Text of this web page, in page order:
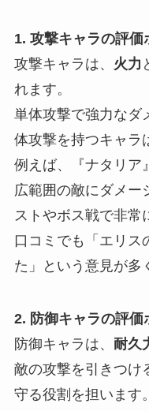
1. 攻撃キャラの評価
攻撃キャラは、 火力
れます。
単体攻撃で強力なダ
体攻撃を持つキャラ
例えば、『ナタリア
広範囲の敵にダメー
ストやボス戦で非常
口コミでも「エリス
た」という意見が多
2. 防御キャラの評価
防御キャラは、 耐久
敵の攻撃を引きつけ
守る役割を担います。